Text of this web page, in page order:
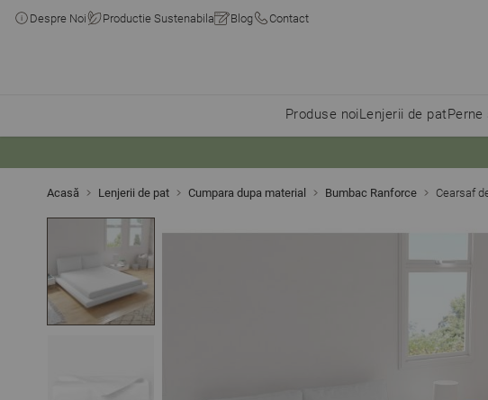
Despre Noi Productie Sustenabila Blog Contact
Produse noiLenjerii de pat
Acasă Lenjerii de pat Cumpara dupa material Bumbac Ranforce Cearsaf